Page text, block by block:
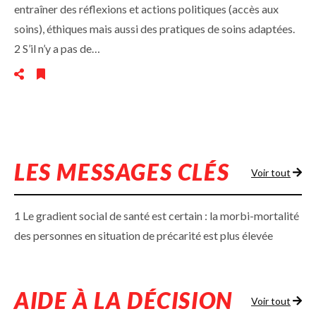
entraîner des réflexions et actions politiques (accès aux
soins), éthiques mais aussi des pratiques de soins adaptées.
2 S’il n’y a pas de…
LES MESSAGES CLÉS Voir tout
1 Le gradient social de santé est certain : la morbi-mortalité
des personnes en situation de précarité est plus élevée
AIDE À LA DÉCISION Voir tout